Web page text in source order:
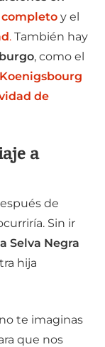
completo y el
. También hay
, como el
de
a
de
Sin ir
Selva Negra
hija
te imaginas
que nos